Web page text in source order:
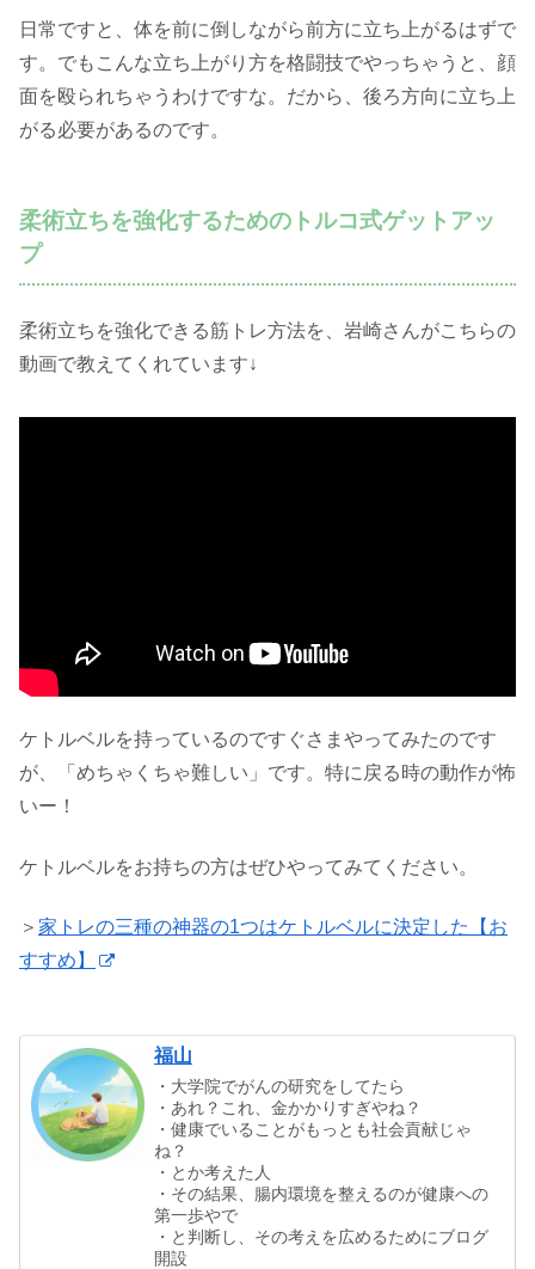
日常ですと、体を前に倒しながら前方に立ち上がるはずで
す。でもこんな立ち上がり方を格闘技でやっちゃうと、顔
面を殴られちゃうわけですな。だから、後ろ方向に立ち上
がる必要があるのです。
柔術立ちを強化するためのトルコ式ゲットアッ
プ
柔術立ちを強化できる筋トレ方法を、岩崎さんがこちらの
動画で教えてくれています↓
ケトルベルを持っているのですぐさまやってみたのです
が、「めちゃくちゃ難しい」です。特に戻る時の動作が怖
いー！
ケトルベルをお持ちの方はぜひやってみてください。
＞ 家トレの三種の神器の1つはケトルベルに決定した【お
すすめ】
福山
・大学院でがんの研究をしてたら
・あれ？これ、金かかりすぎやね？
・健康でいることがもっとも社会貢献じゃ
ね？
・とか考えた人
・その結果、腸内環境を整えるのが健康への
第一歩やで
・と判断し、その考えを広めるためにブログ
開設